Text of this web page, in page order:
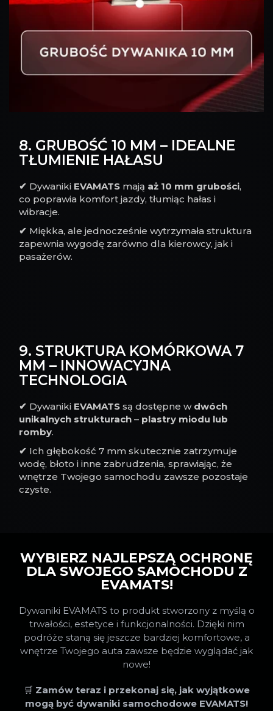
8. GRUBOŚĆ 10 MM – IDEALNE
TŁUMIENIE HAŁASU
✔ Dywaniki EVAMATS mają aż 10 mm grubości,
co poprawia komfort jazdy, tłumiąc hałas i
wibracje.
✔ Miękka, ale jednocześnie wytrzymała struktura
zapewnia wygodę zarówno dla kierowcy, jak i
pasażerów.
9. STRUKTURA KOMÓRKOWA 7
MM – INNOWACYJNA
TECHNOLOGIA
✔ Dywaniki EVAMATS są dostępne w dwóch
unikalnych strukturach – plastry miodu lub
romby.
✔ Ich głębokość 7 mm skutecznie zatrzymuje
wodę, błoto i inne zabrudzenia, sprawiając, że
wnętrze Twojego samochodu zawsze pozostaje
czyste.
WYBIERZ NAJLEPSZĄ OCHRONĘ
DLA SWOJEGO SAMOCHODU Z
EVAMATS!
Dywaniki EVAMATS to produkt stworzony z myślą o
trwałości, estetyce i funkcjonalności. Dzięki nim
podróże staną się jeszcze bardziej komfortowe, a
wnętrze Twojego auta zawsze będzie wyglądać jak
nowe!
🛒 Zamów teraz i przekonaj się, jak wyjątkowe
mogą być dywaniki samochodowe EVAMATS!